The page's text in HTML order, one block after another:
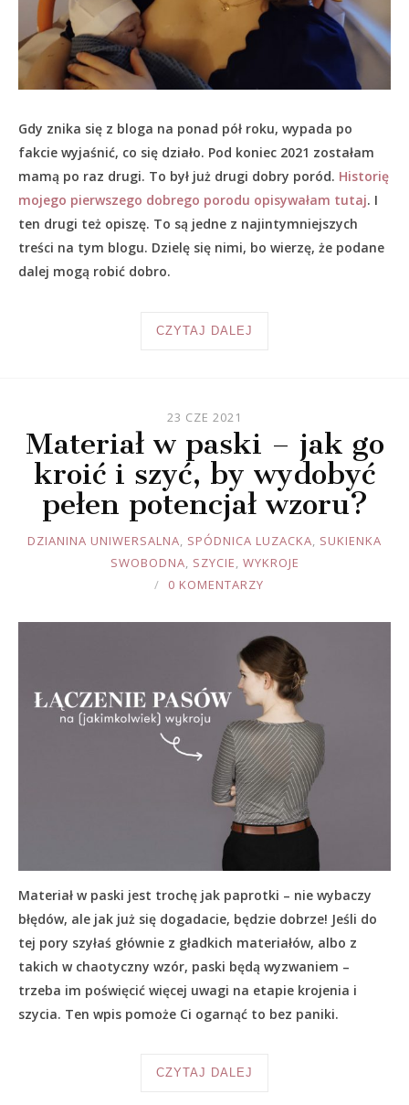
Gdy znika się z bloga na ponad pół roku, wypada po
fakcie wyjaśnić, co się działo. Pod koniec 2021 zostałam
mamą po raz drugi. To był już drugi dobry poród. Historię
mojego pierwszego dobrego porodu opisywałam tutaj. I
ten drugi też opiszę. To są jedne z najintymniejszych
treści na tym blogu. Dzielę się nimi, bo wierzę, że podane
dalej mogą robić dobro.
CZYTAJ DALEJ
23 CZE 2021
Materiał w paski – jak go
kroić i szyć, by wydobyć
pełen potencjał wzoru?
JOULE
DZIANINA UNIWERSALNA, SPÓDNICA LUZACKA, SUKIENKA
SWOBODNA, SZYCIE, WYKROJE
0 KOMENTARZY
Materiał w paski jest trochę jak paprotki – nie wybaczy
błędów, ale jak już się dogadacie, będzie dobrze! Jeśli do
tej pory szyłaś głównie z gładkich materiałów, albo z
takich w chaotyczny wzór, paski będą wyzwaniem –
trzeba im poświęcić więcej uwagi na etapie krojenia i
szycia. Ten wpis pomoże Ci ogarnąć to bez paniki.
CZYTAJ DALEJ